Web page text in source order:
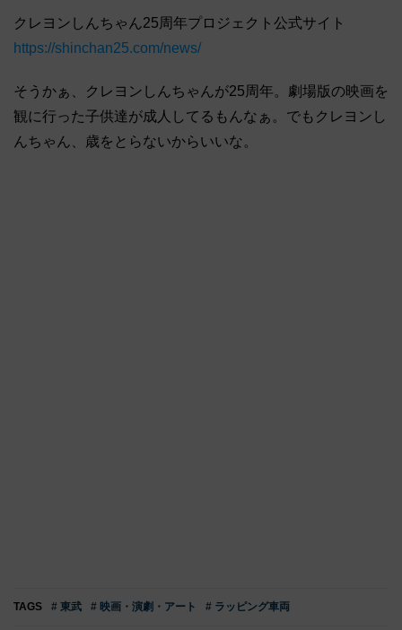
クレヨンしんちゃん25周年プロジェクト公式サイト
https://shinchan25.com/news/
そうかぁ、クレヨンしんちゃんが25周年。劇場版の映画を
観に行った子供達が成人してるもんなぁ。でもクレヨンし
んちゃん、歳をとらないからいいな。
TAGS # 東武 # 映画・演劇・アート # ラッピング車両